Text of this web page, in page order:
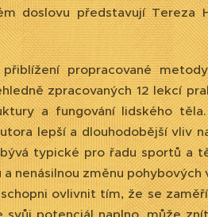
doslovu představují Tereza
propracované
zpracovaných 12 lekcí
a fungování lidského
lepší a dlouhodobější vliv
typické pro řadu sportů a
nenásilnou změnu pohybových
ovlivnit tím, že se